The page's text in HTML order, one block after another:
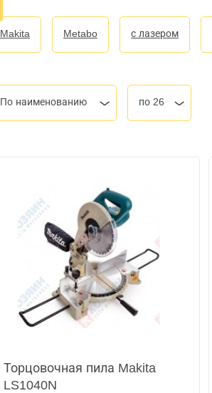
Makita Metabo с лазером
По наименованию по 26
Торцовочная пила Makita
LS1040N